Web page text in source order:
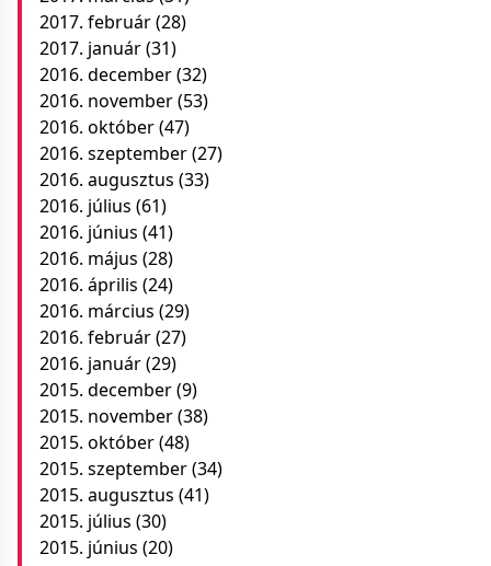
2017. február(28)
2017. január(31)
2016. december(32)
2016. november(53)
2016. október(47)
2016. szeptember(27)
2016. augusztus (33)
2016. július (61)
2016. június (41)
2016. május (28)
2016. április (24)
2016. március (29)
2016. február(27)
2016. január(29)
2015. december(9)
2015. november(38)
2015. október(48)
2015. szeptember(34)
2015. augusztus (41)
2015. július (30)
2015. június (20)